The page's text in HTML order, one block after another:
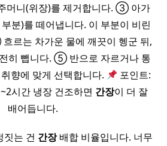
머니(위장)를 제거합니다. ③ 아가
분)를 떼어냅니다. 이 부분이 비린
르는 차가운 물에 깨끗이 헹군 뒤,
히 뺍니다. ⑤ 반으로 자르거나 통
향에 맞게 선택합니다.
포인트:
시간 냉장 건조하면 간장이 더 잘
배어듭니다.
짓는 건 간장배합 비율입니다. 너무